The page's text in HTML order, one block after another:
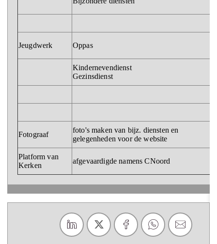
Jeugdwerk Oppas
Kindernevendienst
Gezinsdienst
Fotograaf
foto's maken van bijz. diensten en
gelegenheden voor de website
Platform van
Kerken
afgevaardigde namens CNoord